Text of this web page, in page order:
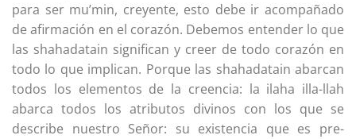
para ser mu’min, creyente, esto debe ir acompañado
de afirmación en el corazón. Debemos entender lo que
las shahadatain significan y creer de todo corazón en
todo lo que implican. Porque las shahadatain abarcan
todos los elementos de la creencia: la ilaha illa-llah
abarca todos los atributos divinos con los que se
describe nuestro Señor: su existencia que es pre-